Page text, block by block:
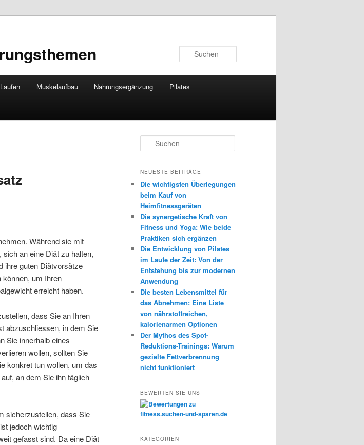
Laufen Muskelaufbau Nahrungsergänzung Pilates
Während sie mit
an eine Diät zu halten,
ihre guten Diätvorsätze
können, um Ihren
erreicht haben.
dass Sie an Ihren
abzuschliessen, in dem Sie
Sie innerhalb eines
wollen, sollten Sie
konkret tun wollen, um das
an dem Sie ihn täglich
sicherzustellen, dass Sie
jedoch wichtig
gefasst sind. Da eine Diät
u
h
n
NEUESTE BEITRÄGE
Die wichtigsten Überlegungen
beim Kauf von
Heimfitnessgeräten
Die synergetische Kraft von
Fitness und Yoga: Wie beide
Praktiken sich ergänzen
Die Entwicklung von Pilates
im Laufe der Zeit: Von der
Entstehung bis zur modernen
Anwendung
Die besten Lebensmittel für
das Abnehmen: Eine Liste
von nährstoffreichen,
kalorienarmen Optionen
Der Mythos des Spot-
Reduktions-Trainings: Warum
gezielte Fettverbrennung
nicht funktioniert
BEWERTEN SIE UNS
KATEGORIEN